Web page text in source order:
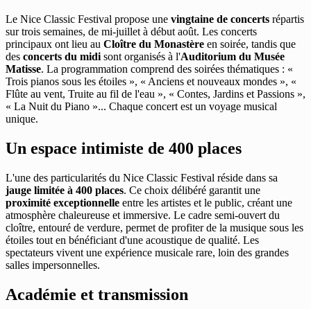
Le Nice Classic Festival propose une vingtaine de concerts répartis
sur trois semaines, de mi-juillet à début août. Les concerts
principaux ont lieu au Cloître du Monastère en soirée, tandis que
des concerts du midi sont organisés à l'Auditorium du Musée
Matisse. La programmation comprend des soirées thématiques : «
Trois pianos sous les étoiles », « Anciens et nouveaux mondes », «
Flûte au vent, Truite au fil de l'eau », « Contes, Jardins et Passions »,
« La Nuit du Piano »... Chaque concert est un voyage musical
unique.
Un espace intimiste de 400 places
L'une des particularités du Nice Classic Festival réside dans sa
jauge limitée à 400 places. Ce choix délibéré garantit une
proximité exceptionnelle entre les artistes et le public, créant une
atmosphère chaleureuse et immersive. Le cadre semi-ouvert du
cloître, entouré de verdure, permet de profiter de la musique sous les
étoiles tout en bénéficiant d'une acoustique de qualité. Les
spectateurs vivent une expérience musicale rare, loin des grandes
salles impersonnelles.
Académie et transmission